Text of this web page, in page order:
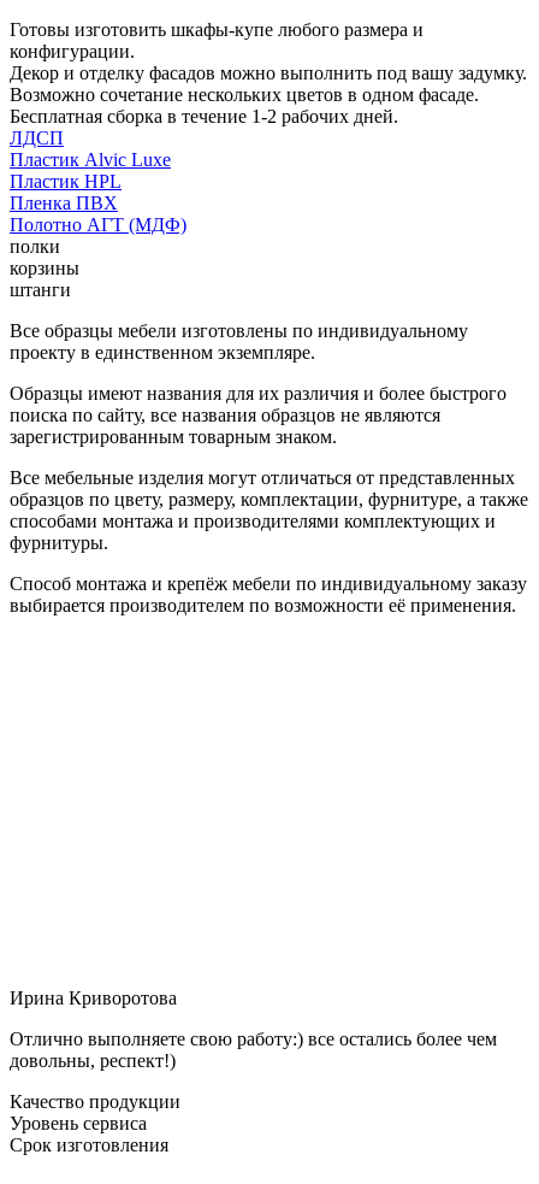
Готовы изготовить шкафы-купе любого размера и
конфигурации.
Декор и отделку фасадов можно выполнить под вашу задумку.
Возможно сочетание нескольких цветов в одном фасаде.
Бесплатная сборка в течение 1-2 рабочих дней.
ЛДСП
Пластик Alvic Luxe
Пластик HPL
Пленка ПВХ
Полотно АГТ (МДФ)
полки
корзины
штанги
Все образцы мебели изготовлены по индивидуальному
проекту в единственном экземпляре.
Образцы имеют названия для их различия и более быстрого
поиска по сайту, все названия образцов не являются
зарегистрированным товарным знаком.
Все мебельные изделия могут отличаться от представленных
образцов по цвету, размеру, комплектации, фурнитуре, а также
способами монтажа и производителями комплектующих и
фурнитуры.
Способ монтажа и крепёж мебели по индивидуальному заказу
выбирается производителем по возможности её применения.
Ирина Криворотова
Отлично выполняете свою работу:) все остались более чем
довольны, респект!)
Качество продукции
Уровень сервиса
Срок изготовления